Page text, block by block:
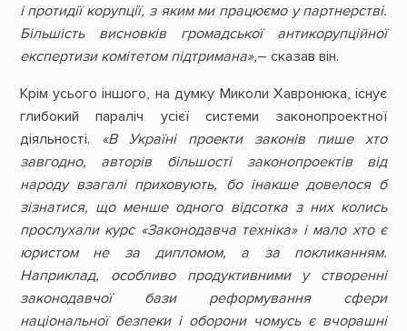
і протидії корупції, з яким ми працюємо у партнерстві.
Більшість висновків громадської антикорупційної
експертизи комітетом підтримана»,– сказав він.
Крім усього іншого, на думку Миколи Хавронюка, існує
глибокий параліч усієї системи законопроектної
діяльності. «В Україні проекти законів пише хто
завгодно, авторів більшості законопроектів від
народу взагалі приховують, бо інакше довелося б
зізнатися, що менше одного відсотка з них колись
прослухали курс «Законодавча техніка» і мало хто є
юристом не за дипломом, а за покликанням.
Наприклад, особливо продуктивними у створенні
законодавчої бази реформування сфери
національної безпеки і оборони чомусь є вчорашні